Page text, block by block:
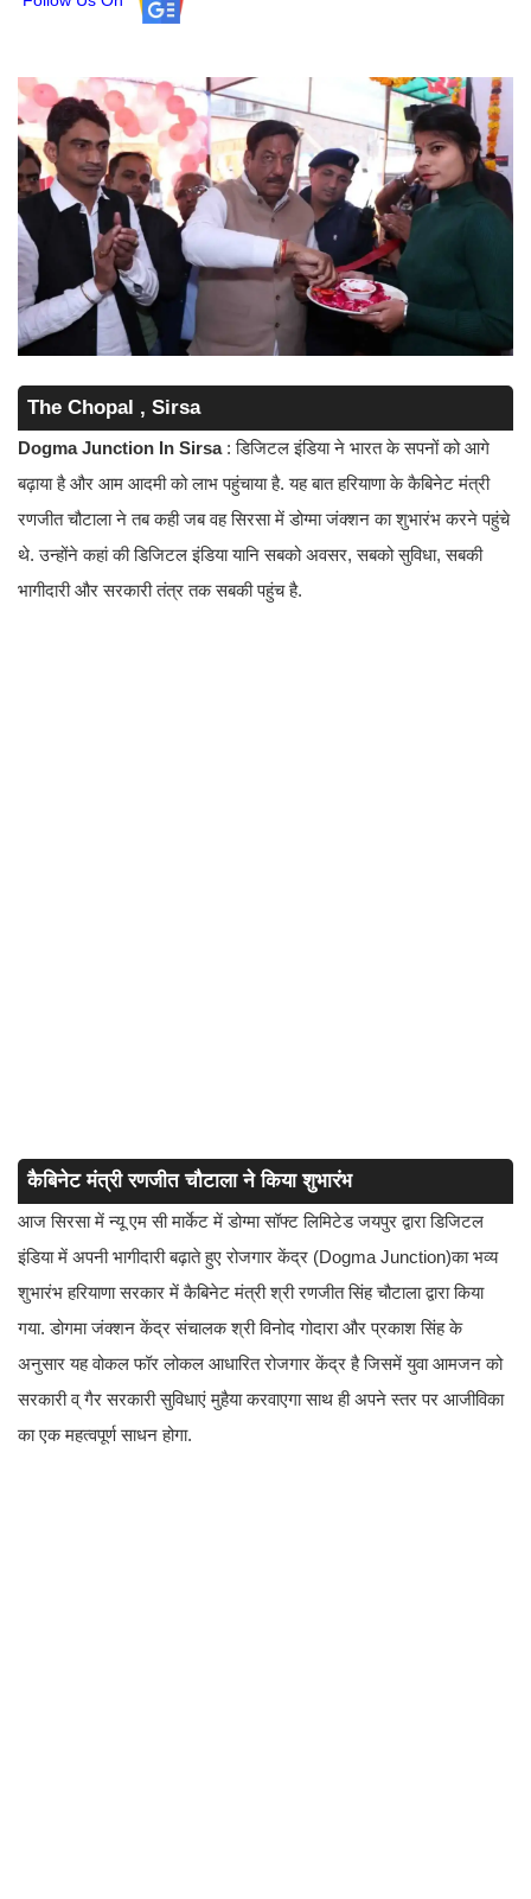
The Chopal , Sirsa
Dogma Junction In Sirsa: डिजिटल इंडिया ने भारत के सपनों को आगे
बढ़ाया है और आम आदमी को लाभ पहुंचाया है. यह बात हरियाणा के कैबिनेट मंत्री
रणजीत चौटाला ने तब कही जब वह सिरसा में डोग्मा जंक्शन का शुभारंभ करने पहुंचे
थे. उन्होंने कहां की डिजिटल इंडिया यानि सबको अवसर, सबको सुविधा, सबकी
भागीदारी और सरकारी तंत्र तक सबकी पहुंच है.
कैबिनेट मंत्री रणजीत चौटाला ने किया शुभारंभ
आज सिरसा में न्यू एम सी मार्केट में डोग्मा सॉफ्ट लिमिटेड जयपुर द्वारा डिजिटल
इंडिया में अपनी भागीदारी बढ़ाते हुए रोजगार केंद्र (Dogma Junction)का भव्य
शुभारंभ हरियाणा सरकार में कैबिनेट मंत्री श्री रणजीत सिंह चौटाला द्वारा किया
गया. डोगमा जंक्शन केंद्र संचालक श्री विनोद गोदारा और प्रकाश सिंह के
अनुसार यह वोकल फॉर लोकल आधारित रोजगार केंद्र है जिसमें युवा आमजन को
सरकारी व् गैर सरकारी सुविधाएं मुहैया करवाएगा साथ ही अपने स्तर पर आजीविका
का एक महत्वपूर्ण साधन होगा.